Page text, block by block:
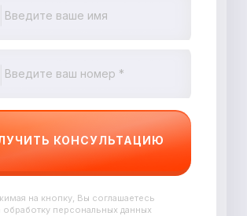
КОНСУЛЬТАЦИЮ
на кнопку, Вы соглашаетесь
обработку персональных данных